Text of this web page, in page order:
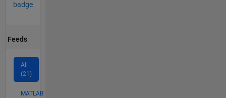
badge
Feeds
All
(21)
MATLAB